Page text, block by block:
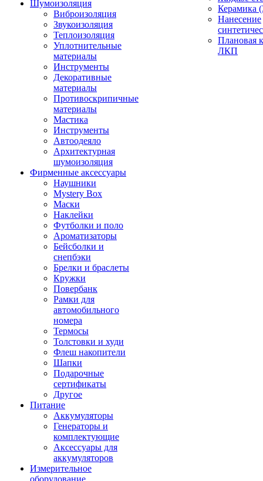
Шумоизоляция
Виброизоляция
Звукоизоляция
Теплоизоляция
Уплотнительные
материалы
Инструменты
Декоративные
материалы
Противоскрипичные
материалы
Мастика
Инструменты
Автоодеяло
Архитектурная
шумоизоляция
Фирменные аксессуары
Наушники
Mystery Box
Маски
Наклейки
Футболки и поло
Ароматизаторы
Бейсболки и
снепбэки
Брелки и браслеты
Кружки
Повербанк
Рамки для
автомобильного
номера
Термосы
Толстовки и худи
Флеш накопители
Шапки
Подарочные
сертификаты
Другое
Питание
Аккумуляторы
Генераторы и
комплектующие
Аксессуары для
аккумуляторов
Измерительное
оборудование
Керамика
Нанесение
Плановая
ЛКП